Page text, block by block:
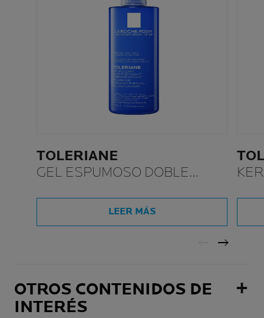
TOLERIANE
GEL ESPUMOSO DOBLE
PURIFICANTELEER MÁS
OTROS CONTENIDOS DE
INTERÉS